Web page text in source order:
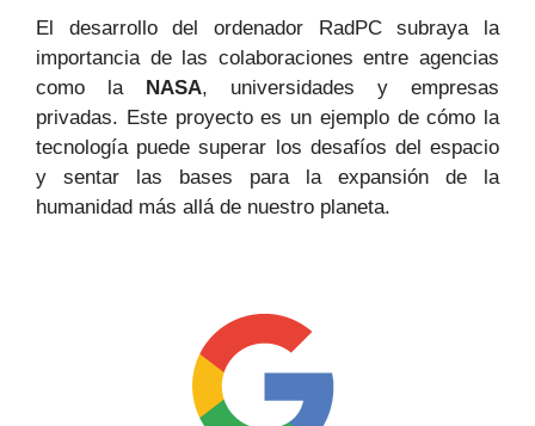
El desarrollo del ordenador RadPC subraya la
importancia de las colaboraciones entre agencias
como la
NASA, universidades y empresas
privadas. Este proyecto es un ejemplo de cómo la
tecnología puede superar los desafíos del espacio
y sentar las bases para la expansión de la
humanidad más allá de nuestro planeta.